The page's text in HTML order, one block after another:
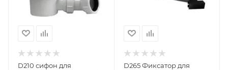
D210 сифон для
D265 Фиксатор для